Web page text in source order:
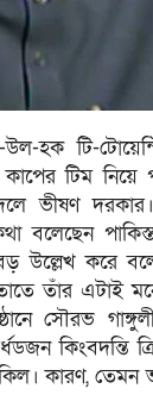
হক টি-
টিম নিয়ে
ভীষণ দরকার।
বলেছেন
উল্লেখ করে
তাঁর এটাই
সৌরভ
কিংবদন্তি
কারণ, তেমন